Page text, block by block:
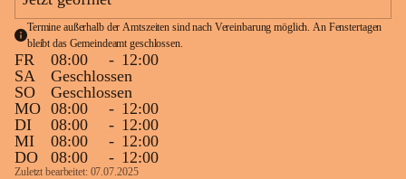
Termine außerhalb der Amtszeiten sind nach Vereinbarung möglich. An Fenstertagen
bleibt das Gemeindeamt geschlossen.
FR 08:00 - 12:00
SA
Geschlossen
SO
Geschlossen
MO 08:00 - 12:00
DI
08:00 - 12:00
MI
08:00 - 12:00
DO
08:00 - 12:00
Zuletzt bearbeitet: 07.07.2025